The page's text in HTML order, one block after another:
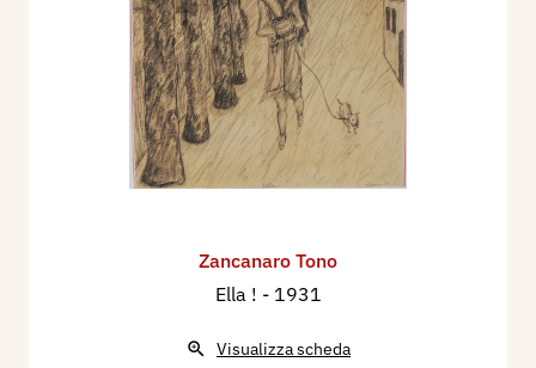
Zancanaro Tono
Ella ! - 1931
Visualizza scheda